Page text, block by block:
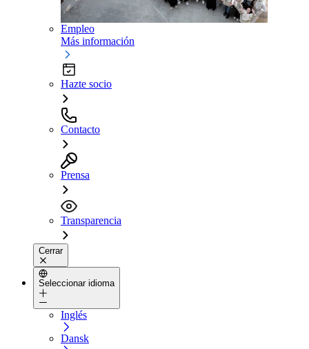
Empleo
Más información
Hazte socio
Contacto
Prensa
Transparencia
Cerrar
Seleccionar idioma
Inglés
Dansk